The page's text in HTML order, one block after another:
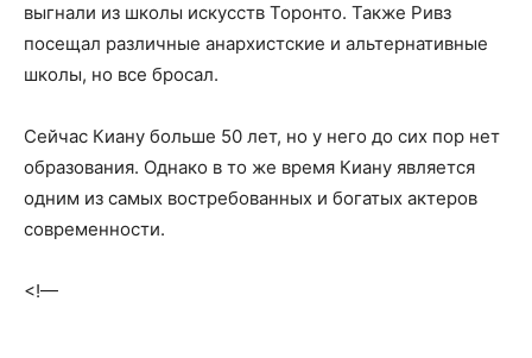
выгнали из школы искусств Торонто. Также Ривз
посещал различные анархистские и альтернативные
школы, но все бросал.
Сейчас Киану больше 50 лет, но у него до сих пор нет
образования. Однако в то же время Киану является
одним из самых востребованных и богатых актеров
современности.
<!—